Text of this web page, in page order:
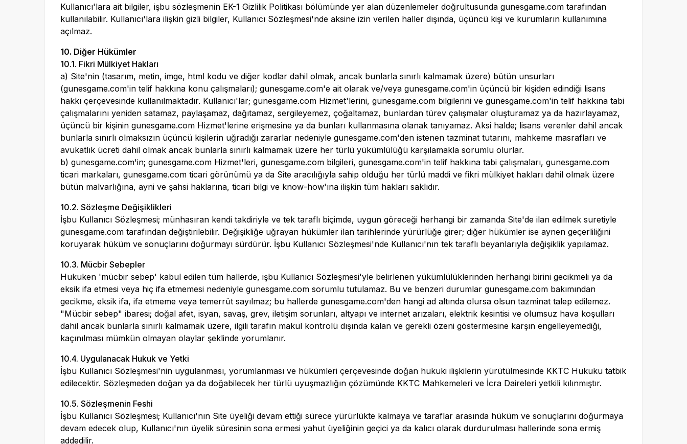
Kullanıcı'lara ait bilgiler, işbu sözleşmenin EK-1 Gizlilik Politikası bölümünde yer alan düzenlemeler doğrultusunda gunesgame.com tarafından
kullanılabilir. Kullanıcı'lara ilişkin gizli bilgiler, Kullanıcı Sözleşmesi'nde aksine izin verilen haller dışında, üçüncü kişi ve kurumların kullanımına
açılmaz.
10. Diğer Hükümler
10.1. Fikri Mülkiyet Hakları
a) Site'nin (tasarım, metin, imge, html kodu ve diğer kodlar dahil olmak, ancak bunlarla sınırlı kalmamak üzere) bütün unsurları
(gunesgame.com'in telif hakkına konu çalışmaları); gunesgame.com'e ait olarak ve/veya gunesgame.com'in üçüncü bir kişiden edindiği lisans
hakkı çerçevesinde kullanılmaktadır. Kullanıcı'lar; gunesgame.com Hizmet'lerini, gunesgame.com bilgilerini ve gunesgame.com'in telif hakkına tabi
çalışmalarını yeniden satamaz, paylaşamaz, dağıtamaz, sergileyemez, çoğaltamaz, bunlardan türev çalışmalar oluşturamaz ya da hazırlayamaz,
üçüncü bir kişinin gunesgame.com Hizmet'lerine erişmesine ya da bunları kullanmasına olanak tanıyamaz. Aksi halde; lisans verenler dahil ancak
bunlarla sınırlı olmaksızın üçüncü kişilerin uğradığı zararlar nedeniyle gunesgame.com'den istenen tazminat tutarını, mahkeme masrafları ve
avukatlık ücreti dahil olmak ancak bunlarla sınırlı kalmamak üzere her türlü yükümlülüğü karşılamakla sorumlu olurlar.
b) gunesgame.com'in; gunesgame.com Hizmet'leri, gunesgame.com bilgileri, gunesgame.com'in telif hakkına tabi çalışmaları, gunesgame.com
ticari markaları, gunesgame.com ticari görünümü ya da Site aracılığıyla sahip olduğu her türlü maddi ve fikri mülkiyet hakları dahil olmak üzere
bütün malvarlığına, ayni ve şahsi haklarına, ticari bilgi ve know-how'ına ilişkin tüm hakları saklıdır.
10.2. Sözleşme Değişiklikleri
İşbu Kullanıcı Sözleşmesi; münhasıran kendi takdiriyle ve tek taraflı biçimde, uygun göreceği herhangi bir zamanda Site'de ilan edilmek suretiyle
gunesgame.com tarafından değiştirilebilir. Değişikliğe uğrayan hükümler ilan tarihlerinde yürürlüğe girer; diğer hükümler ise aynen geçerliliğini
koruyarak hüküm ve sonuçlarını doğurmayı sürdürür. İşbu Kullanıcı Sözleşmesi'nde Kullanıcı'nın tek taraflı beyanlarıyla değişiklik yapılamaz.
10.3. Mücbir Sebepler
Hukuken 'mücbir sebep' kabul edilen tüm hallerde, işbu Kullanıcı Sözleşmesi'yle belirlenen yükümlülüklerinden herhangi birini gecikmeli ya da
eksik ifa etmesi veya hiç ifa etmemesi nedeniyle gunesgame.com sorumlu tutulamaz. Bu ve benzeri durumlar gunesgame.com bakımından
gecikme, eksik ifa, ifa etmeme veya temerrüt sayılmaz; bu hallerde gunesgame.com'den hangi ad altında olursa olsun tazminat talep edilemez.
"Mücbir sebep" ibaresi; doğal afet, isyan, savaş, grev, iletişim sorunları, altyapı ve internet arızaları, elektrik kesintisi ve olumsuz hava koşulları
dahil ancak bunlarla sınırlı kalmamak üzere, ilgili tarafın makul kontrolü dışında kalan ve gerekli özeni göstermesine karşın engelleyemediği,
kaçınılması mümkün olmayan olaylar şeklinde yorumlanır.
10.4. Uygulanacak Hukuk ve Yetki
İşbu Kullanıcı Sözleşmesi'nin uygulanması, yorumlanması ve hükümleri çerçevesinde doğan hukuki ilişkilerin yürütülmesinde KKTC Hukuku tatbik
edilecektir. Sözleşmeden doğan ya da doğabilecek her türlü uyuşmazlığın çözümünde KKTC Mahkemeleri ve İcra Daireleri yetkili kılınmıştır.
10.5. Sözleşmenin Feshi
İşbu Kullanıcı Sözleşmesi; Kullanıcı'nın Site üyeliği devam ettiği sürece yürürlükte kalmaya ve taraflar arasında hüküm ve sonuçlarını doğurmaya
devam edecek olup, Kullanıcı'nın üyelik süresinin sona ermesi yahut üyeliğinin geçici ya da kalıcı olarak durdurulması hallerinde sona ermiş
addedilir.